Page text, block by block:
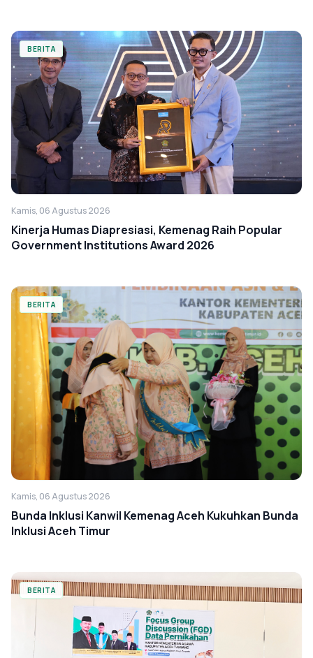
BERITA
Kamis, 06 Agustus 2026
Kinerja Humas Diapresiasi, Kemenag Raih Popular
Government Institutions Award 2026
BERITA
Kamis, 06 Agustus 2026
Bunda Inklusi Kanwil Kemenag Aceh Kukuhkan Bunda
Inklusi Aceh Timur
BERITA